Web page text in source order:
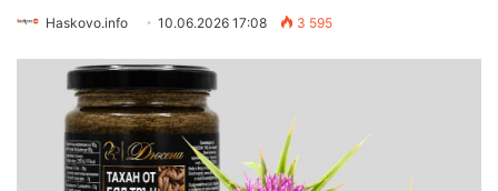
Haskovo.info 10.06.2026 17:08 3 595